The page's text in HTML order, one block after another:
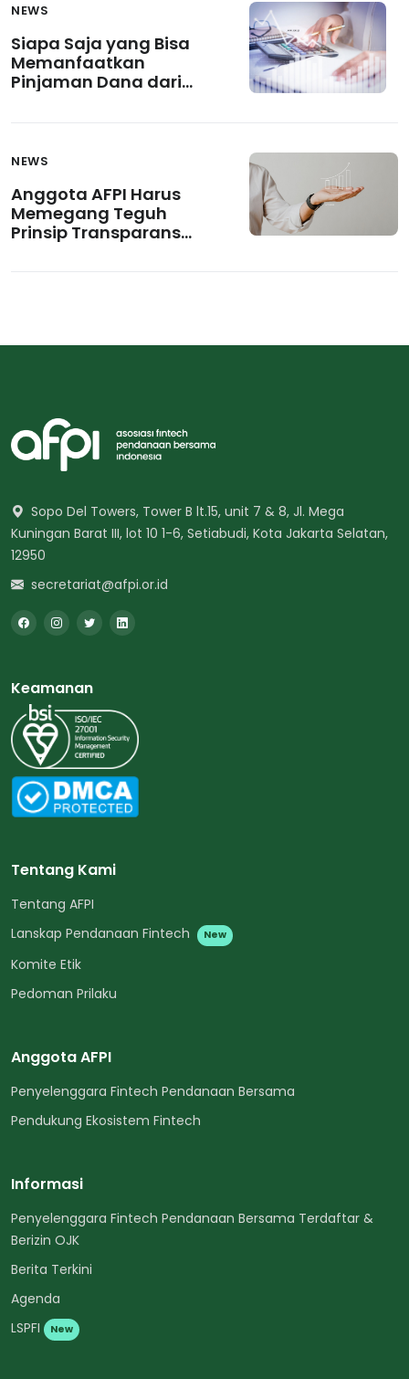
NEWS
Siapa Saja yang Bisa
Memanfaatkan
Pinjaman Dana dari
NEWS
Anggota AFPI Harus
Memegang Teguh
Prinsip Transparansi
Sopo Del Towers, Tower B lt.15, unit 7 & 8, Jl. Mega
Kuningan Barat III, lot 10 1-6, Setiabudi, Kota Jakarta Selatan,
12950
secretariat@afpi.or.id
Keamanan
Tentang Kami
Tentang AFPI
Lanskap Pendanaan Fintech
New
Komite Etik
Pedoman Prilaku
Anggota AFPI
Penyelenggara Fintech Pendanaan Bersama
Pendukung Ekosistem Fintech
Informasi
Penyelenggara Fintech Pendanaan Bersama Terdaftar &
Berizin OJK
Berita Terkini
Agenda
LSPFI
New